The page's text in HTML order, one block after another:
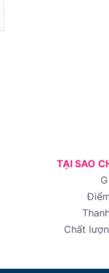
TẠI SAO
Chất